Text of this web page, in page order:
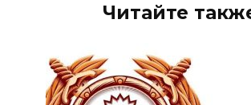
Читайте